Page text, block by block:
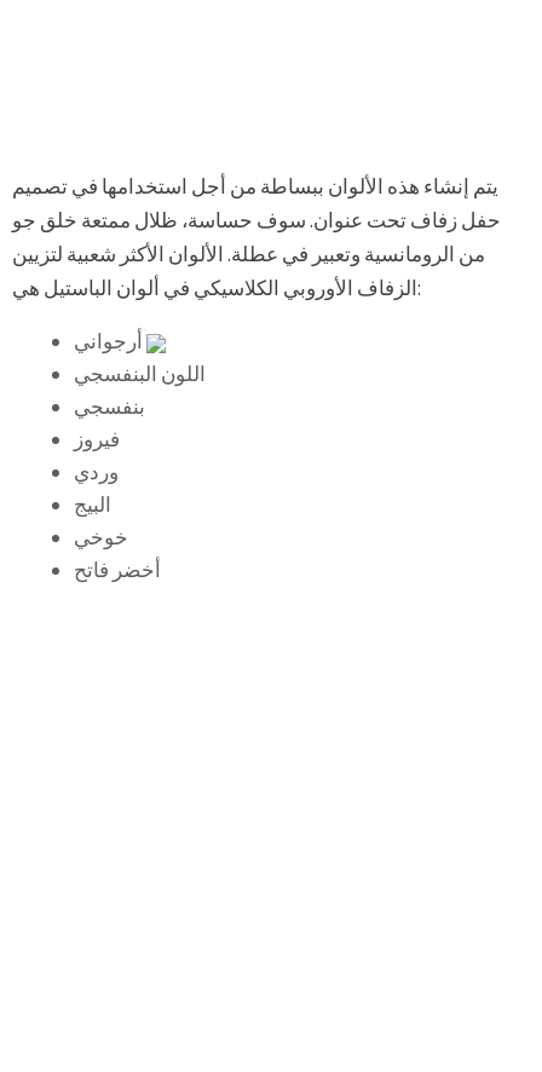
يتم إنشاء هذه الألوان ببساطة من أجل استخدامها في تصميم
حفل زفاف تحت عنوان. سوف حساسة، ظلال ممتعة خلق جو
من الرومانسية وتعبير في عطلة. الألوان الأكثر شعبية لتزيين
الزفاف الأوروبي الكلاسيكي في ألوان الباستيل هي:
اللون البنفسجي
بنفسجي
فيروز
وردي
البيج
خوخي
أخضر فاتح